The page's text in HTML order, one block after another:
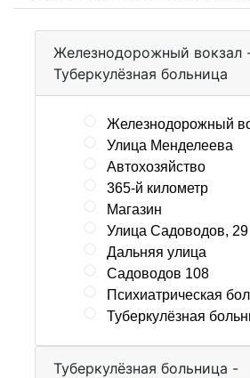
Железнодорожный вокзал
Туберкулёзная больница
Железнодорожный
Улица Менделеева
Автохозяйство
365-й километр
Магазин
Улица Садоводов, 29
Дальняя улица
Садоводов 108
Психиатрическая
Туберкулёзная
Туберкулёзная больница -